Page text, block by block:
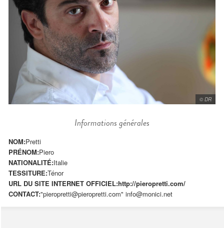
© DR
Informations générales
NOM:Pretti
PRÉNOM:Piero
NATIONALITÉ:Italie
TESSITURE:Ténor
URL DU SITE INTERNET OFFICIEL:http://pieropretti.com/
CONTACT:"pieropretti@pieropretti.com" info@monici.net